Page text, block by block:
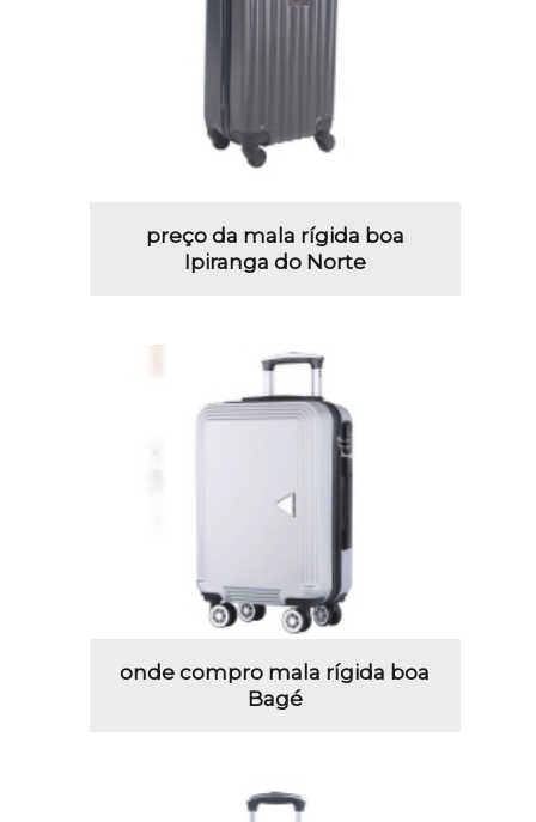
preço da mala rígida boa
Ipiranga do Norte
onde compro mala rígida boa
Bagé